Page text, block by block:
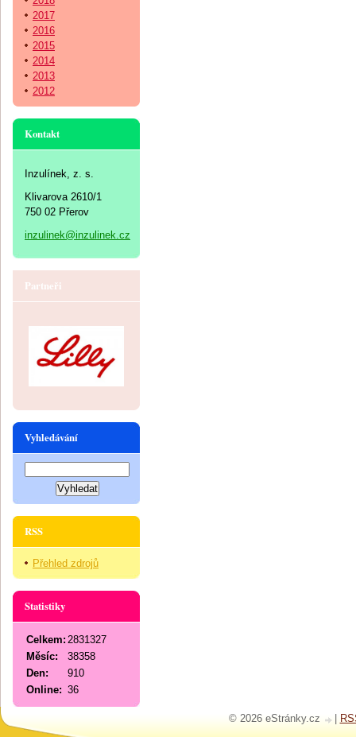
2017
2016
2015
2014
2013
2012
Kontakt
Inzulínek, z. s.
Klivarova 2610/1
750 02 Přerov
inzulinek@inzulinek.cz
Partneři
Vyhledávání
RSS
Přehled zdrojů
Statistiky
Online: 36
Celkem: 2831327
Měsíc:
38358
Den:
910
© 2026 eStránky.cz